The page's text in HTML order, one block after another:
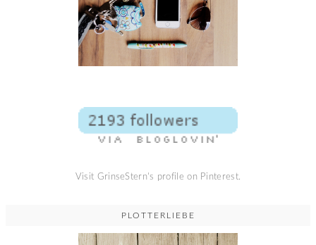
Visit GrinseStern's profile on Pinterest.
PLOTTERLIEBE